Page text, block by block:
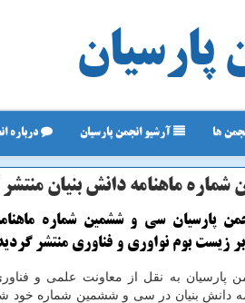
پارسیان
ها آرشیو انجمن پارسیان درباره
ماهنامه دانش بنیان
پارسیان سی و ششمین شماره
بر زیست بوم نواوری و فناوری منتشر
پارسیان به نقل از معاونت علمی و
دانش بنیان در سی و ششمین شماره خود